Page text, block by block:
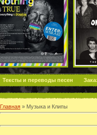
Тексты и переводы песен
Главная » Музыка и Клипы